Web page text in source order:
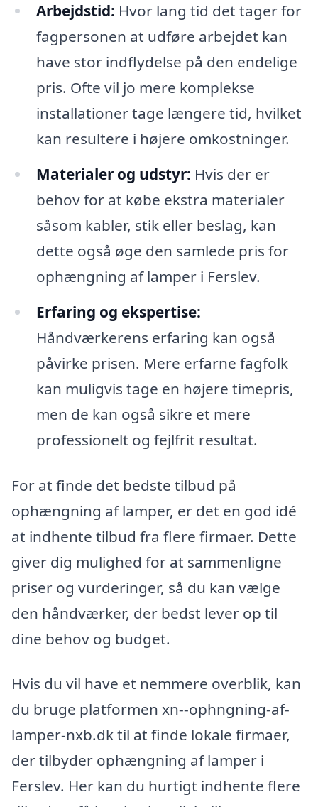
Arbejdstid: Hvor lang tid det tager for
fagpersonen at udføre arbejdet kan
have stor indflydelse på den endelige
pris. Ofte vil jo mere komplekse
installationer tage længere tid, hvilket
kan resultere i højere omkostninger.
Materialer og udstyr: Hvis der er
behov for at købe ekstra materialer
såsom kabler, stik eller beslag, kan
dette også øge den samlede pris for
ophængning af lamper i Ferslev.
Erfaring og ekspertise:
Håndværkerens erfaring kan også
påvirke prisen. Mere erfarne fagfolk
kan muligvis tage en højere timepris,
men de kan også sikre et mere
professionelt og fejlfrit resultat.
For at finde det bedste tilbud på
ophængning af lamper, er det en god idé
at indhente tilbud fra flere firmaer. Dette
giver dig mulighed for at sammenligne
priser og vurderinger, så du kan vælge
den håndværker, der bedst lever op til
dine behov og budget.
Hvis du vil have et nemmere overblik, kan
du bruge platformen xn--ophngning-af-
lamper-nxb.dk til at finde lokale firmaer,
der tilbyder ophængning af lamper i
Ferslev. Her kan du hurtigt indhente flere